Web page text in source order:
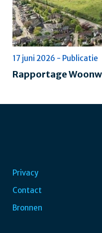
Rapportage
17 juni 2026 - Publicatie
Voet
Privacy
Contact
Bronnen